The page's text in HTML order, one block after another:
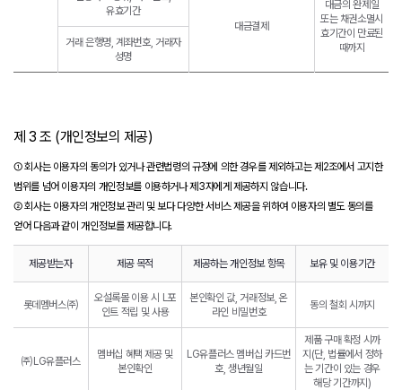
유효기간
대금결제
대금의 완제일
또는 채권소멸시
효기간이 만료된
때까지
거래 은행명, 계좌번호, 거래자
성명
제 3 조 (개인정보의 제공)
① 회사는 이용자의 동의가 있거나 관련법령의 규정에 의한 경우를 제외하고는 제2조에서 고지한
범위를 넘어 이용자의 개인정보를 이용하거나 제3자에게 제공하지 않습니다.
② 회사는 이용자의 개인정보 관리 및 보다 다양한 서비스 제공을 위하여 이용자의 별도 동의를
얻어 다음과 같이 개인정보를 제공합니다.
제공받는자 제공 목적 제공하는 개인정보 항목 보유 및 이용기간
롯데멤버스㈜
오설록몰 이용 시 L포
인트 적립 및 사용
본인확인 값, 거래정보, 온
라인 비밀번호
동의 철회 시까지
㈜LG유플러스
멤버십 혜택 제공 및
본인확인
LG유플러스 멤버십 카드번
호, 생년월일
제품 구매 확정 시까
지(단, 법률에서 정하
는 기간이 있는 경우
해당 기간까지)